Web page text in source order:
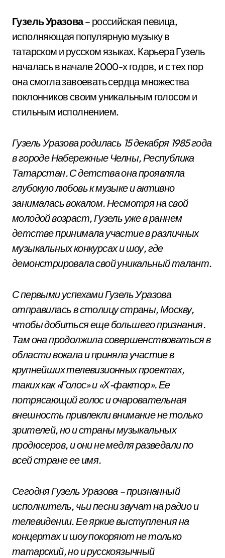
Гузель Уразова– российская певица,
исполняющая популярную музыку в
татарском и русском языках. Карьера Гузель
началась в начале 2000-х годов, и с тех пор
она смогла завоевать сердца множества
поклонников своим уникальным голосом и
стильным исполнением.
Гузель Уразова родилась 15 декабря 1985 года
в городе Набережные Челны, Республика
Татарстан. С детства она проявляла
глубокую любовь к музыке и активно
занималась вокалом. Несмотря на свой
молодой возраст, Гузель уже в раннем
детстве принимала участие в различных
музыкальных конкурсах и шоу, где
демонстрировала свой уникальный талант.
С первыми успехами Гузель Уразова
отправилась в столицу страны, Москву,
чтобы добиться еще большего признания.
Там она продолжила совершенствоваться в
области вокала и приняла участие в
крупнейших телевизионных проектах,
таких как «Голос» и «Х-фактор». Ее
потрясающий голос и очаровательная
внешность привлекли внимание не только
зрителей, но и страны музыкальных
продюсеров, и они не медля разведали по
всей стране ее имя.
Сегодня Гузель Уразова – признанный
исполнитель, чьи песни звучат на радио и
телевидении. Ее яркие выступления на
концертах и шоу покоряют не только
татарский, но и русскоязычный